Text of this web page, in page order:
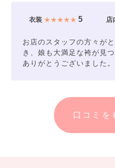
衣装★★★★★ 5 店
お店のスタッフの方々が
き、娘も大満足な袴が見
ありがとうございました。
口コミを